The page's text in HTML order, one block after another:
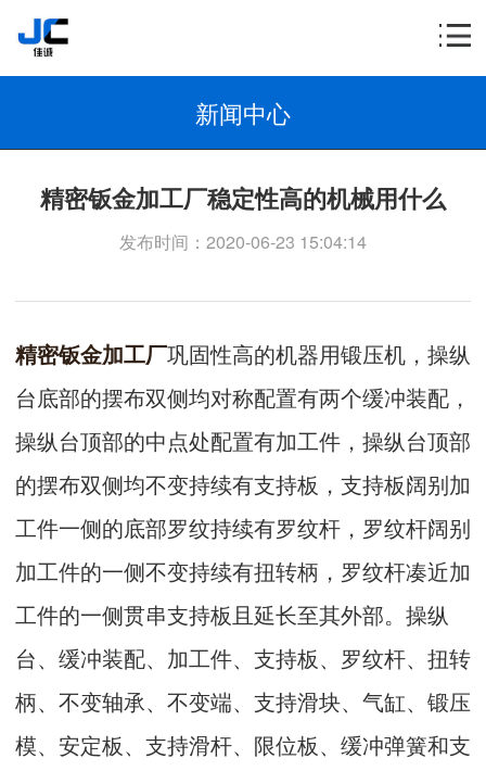
新闻中心
精密钣金加工厂​稳定性高的机械用什么
发布时间：2020-06-23 15:04:14
精密钣金加工厂巩固性高的机器用锻压机，操纵
台底部的摆布双侧均对称配置有两个缓冲装配，
操纵台顶部的中点处配置有加工件，操纵台顶部
的摆布双侧均不变持续有支持板，支持板阔别加
工件一侧的底部罗纹持续有罗纹杆，罗纹杆阔别
加工件的一侧不变持续有扭转柄，罗纹杆凑近加
工件的一侧贯串支持板且延长至其外部。操纵
台、缓冲装配、加工件、支持板、罗纹杆、扭转
柄、不变轴承、不变端、支持滑块、气缸、锻压
模、安定板、支持滑杆、限位板、缓冲弹簧和支